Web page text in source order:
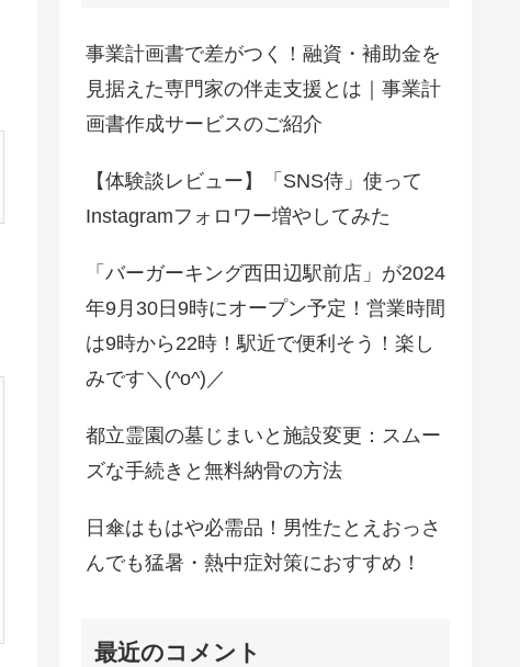
事業計画書で差がつく！融資・補助金を
見据えた専門家の伴走支援とは｜事業計
画書作成サービスのご紹介
【体験談レビュー】「SNS侍」使って
Instagramフォロワー増やしてみた
「バーガーキング西田辺駅前店」が2024
年9月30日9時にオープン予定！営業時間
は9時から22時！駅近で便利そう！楽し
みです＼(^o^)／
都立霊園の墓じまいと施設変更：スムー
ズな手続きと無料納骨の方法
日傘はもはや必需品！男性たとえおっさ
んでも猛暑・熱中症対策におすすめ！
最近のコメント